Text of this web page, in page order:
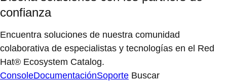
confianza
Encuentra soluciones de nuestra comunidad
colaborativa de especialistas y tecnologías en el Red
Hat® Ecosystem Catalog.
ConsoleDocumentaciónSoporte Buscar